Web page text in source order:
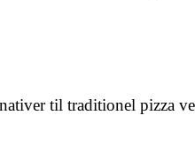
til traditionel pizza